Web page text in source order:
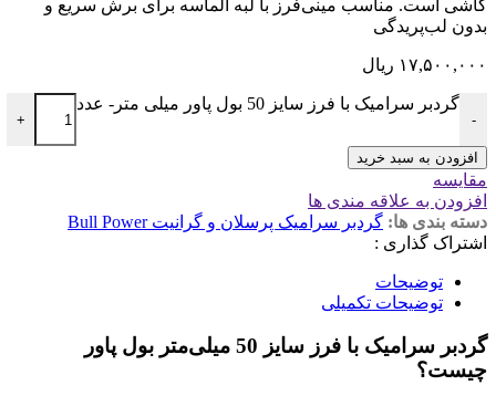
کاشی است. مناسب مینی‌فرز با لبه الماسه برای برش سریع و
بدون لب‌پریدگی
۱۷,۵۰۰,۰۰۰ ریال
-
گردبر سرامیک با فرز سایز 50 بول پاور میلی متر- عدد
+
افزودن به سبد خرید
مقایسه
افزودن به علاقه مندی ها
دسته بندی ها: گردبر سرامیک پرسلان و گرانیت Bull Power
اشتراک گذاری :
توضیحات
توضیحات تکمیلی
گردبر سرامیک با فرز سایز 50 میلی‌متر بول پاور
چیست؟